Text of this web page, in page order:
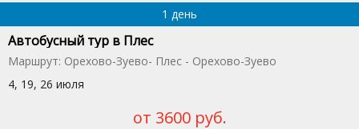
1 день
Автобусный тур в Плес
Маршрут: Орехово-Зуево- Плес - Орехово-Зуево
4, 19, 26 июля
от 3600 руб.